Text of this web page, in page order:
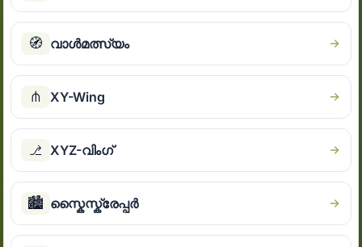
🧭 വാൾമത്സ്യം
⋔ XY-Wing
⎇ XYZ-വിംഗ്
🏙 സ്കൈസ്ക്രേപ്പർ